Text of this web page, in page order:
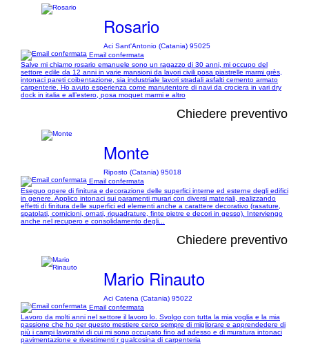
Rosario
Aci Sant'Antonio (Catania) 95025
Email confermata
Salve mi chiamo rosario emanuele sono un ragazzo di 30 anni, mi occupo del
settore edile da 12 anni in varie mansioni da lavori civili posa piastrelle marmi grès,
intonaci pareti coibentazione, sia industriale lavori stradali asfalti cemento armato
carpenterie. Ho avuto esperienza come manutentore di navi da crociera in vari dry
dock in italia e all’estero, posa moquet marmi e altro
Chiedere preventivo
Monte
Riposto (Catania) 95018
Email confermata
Eseguo opere di finitura e decorazione delle superfici interne ed esterne degli edifici
in genere. Applico intonaci sui paramenti murari con diversi materiali, realizzando
effetti di finitura delle superfici ed elementi anche a carattere decorativo (rasature,
spatolati, cornicioni, ornati, riquadrature, finte pietre e decori in gesso). Interviengo
anche nel recupero e consolidamento degli...
Chiedere preventivo
Mario Rinauto
Aci Catena (Catania) 95022
Email confermata
Lavoro da molti anni nel settore il lavoro lo. Svolgo con tutta la mia voglia e la mia
passione che ho per questo mestiere cerco sempre di migliorare e apprendedere di
più i campi lavorativi di cui mi sono occupato fino ad adesso e di muratura intonaci
pavimentazione e rivestimenti r qualcosina di carpenteria